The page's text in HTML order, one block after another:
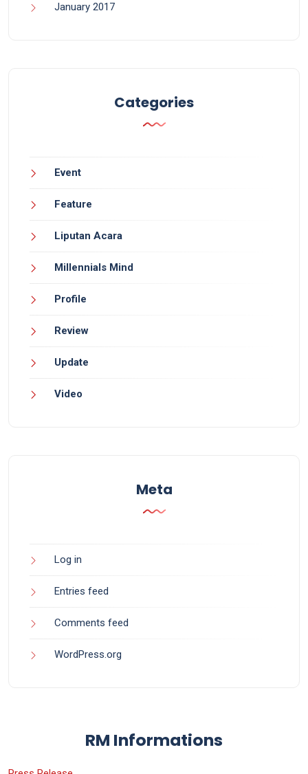
January 2017
Categories
Event
Feature
Liputan Acara
Millennials Mind
Profile
Review
Update
Video
Meta
Log in
Entries feed
Comments feed
WordPress.org
RM Informations